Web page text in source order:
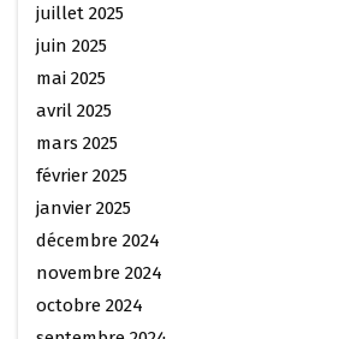
juillet 2025
juin 2025
mai 2025
avril 2025
mars 2025
février 2025
janvier 2025
décembre 2024
novembre 2024
octobre 2024